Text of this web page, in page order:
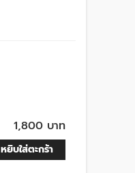
1,800 บาท
หยิบใส่ตะกร้า